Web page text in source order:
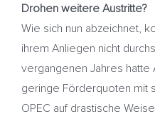
Drohen weitere Austritte?
Wie sich nun abzeichnet,
ihrem Anliegen nicht
vergangenen Jahres hatte
geringe Förderquoten mit
OPEC auf drastische